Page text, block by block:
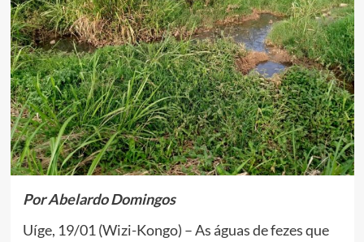
Por Abelardo Domingos
Uíge, 19/01 (Wizi-Kongo) – As águas de fezes que